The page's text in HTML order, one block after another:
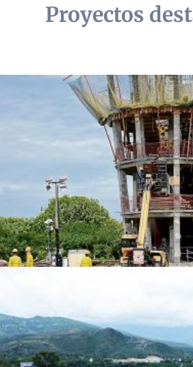
Proyectos
Torre
Dispositivo:
Participación:Diseño y
Ubicación:
Puente
Dispositivo: